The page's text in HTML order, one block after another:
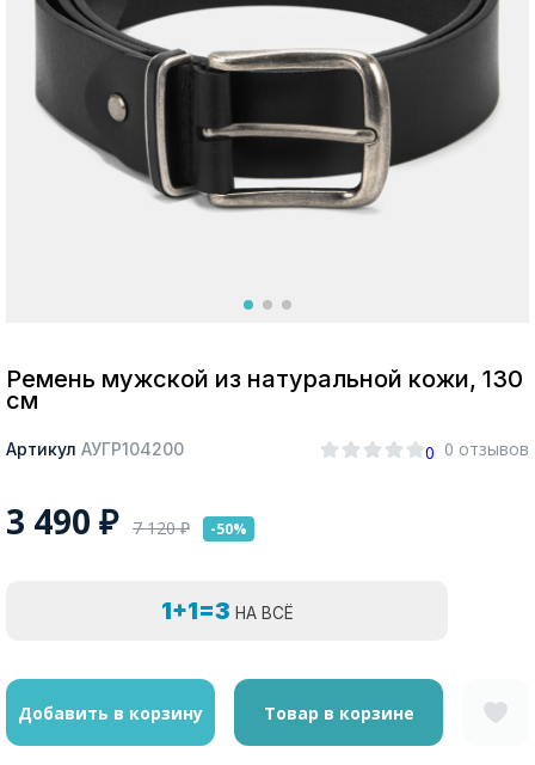
Москва
Ремень мужской из натуральной кожи, 130
см
Артикул АУГР104200 0 0 отзывов
3 490 ₽ 7 120₽ -50%
1+1=3 НА ВСЁ
Добавить в корзину Товар в корзине